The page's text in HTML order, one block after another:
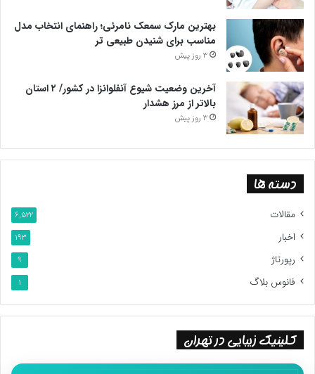
بهترین مارک سمعک نامرئی؛ راهنمای انتخاب مدل
مناسب برای شنیدن طبیعی تر
3 روز پیش
آخرین وضعیت شیوع آنفلوانزا در کشور/ ۲ استان
بالاتر از مرز هشدار
3 روز پیش
دسته ها
مقالات 6,522
اخبار 193
رپورتاژ 9
فانوس بلاگ 1
کلینیک زیبایی در تهران